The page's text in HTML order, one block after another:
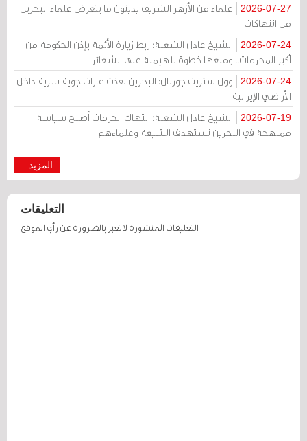
2026-07-27
علماء من الأزهر الشريف يدينون ما يتعرض علماء البحرين
من انتهاكات
2026-07-24
الشيخ عادل الشعلة: ربط زيارة الأئمة بإذن الحكومة من
أكبر المحرمات.. ومنعها خطوة للهيمنة على الشعائر
2026-07-24
وول ستريت جورنال: البحرين نفذت غارات جوية سرية داخل
الأراضي الإيرانية
2026-07-19
الشيخ عادل الشعلة: انتهاك الحرمات أصبح سياسة
ممنهجة في البحرين تستهدف الشيعة وعلماءهم
المزيد...
التعليقات
التعليقات المنشورة لا تعبر بالضرورة عن رأي الموقع